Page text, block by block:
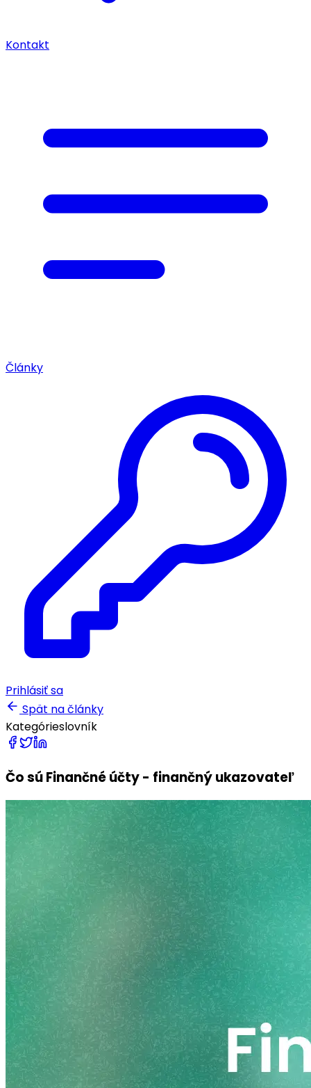
Kontakt
Články
Prihlásiť sa
Spät na články
Kategórieslovník
Čo sú Finančné účty - finančný ukazovateľ